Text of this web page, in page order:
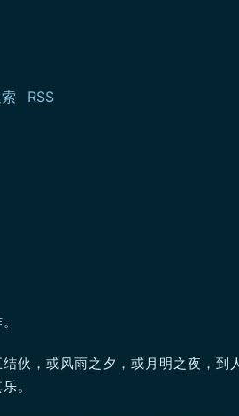
RSS
伙，或风雨之夕，或月明之夜，到
。